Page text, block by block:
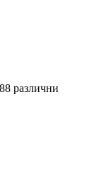
различни